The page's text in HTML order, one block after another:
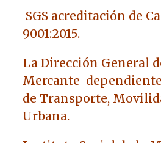
SGS acreditación de
9001:2015.
La Dirección General
Mercante
de Transporte,
Urbana.